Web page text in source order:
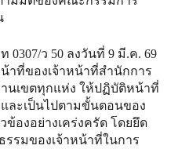
ว 50 ลงวันที่ 9 มี.ค. 69
าที่ของเจ้าหน้าที่สำนักการ
นเขตทุกแห่ง ให้ปฏิบัติหน้าที่
ละเป็นไปตามขั้นตอนของ
ข้องอย่างเคร่งครัด โดยยึด
รมของเจ้าหน้าที่ในการ